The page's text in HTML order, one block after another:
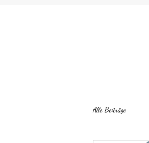
Alle Beiträge